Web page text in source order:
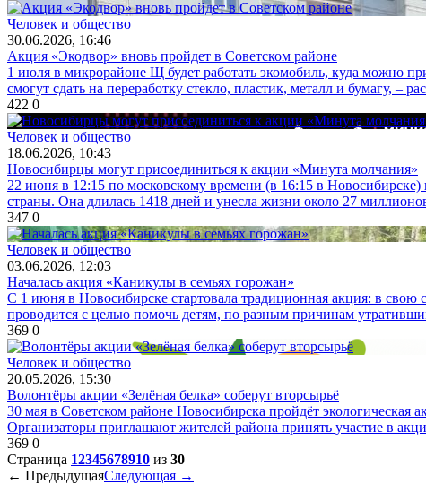
Человек и общество
30.06.2026, 16:46
Акция «Экодвор» вновь пройдет в Советском районе
1 июля в микрорайоне Щ будет работать экомобиль, куда можно
смогут сдать на переработку стекло, пластик, металл и бумагу, –
422 0
Человек и общество
18.06.2026, 10:43
Новосибирцы могут присоединиться к акции «Минута молчания»
22 июня в 12:15 по московскому времени (в 16:15 в
страны. Она длилась 1418 дней и унесла жизни около 27
347 0
Человек и общество
03.06.2026, 12:03
Началась акция «Каникулы в семьях горожан»
С 1 июня в Новосибирске стартовала традиционная акция: в свою
проводится с целью помочь детям, по разным причинам
369 0
Человек и общество
20.05.2026, 15:30
Волонтёры акции «Зелёная белка» соберут вторсырьё
30 мая в Советском районе Новосибирска пройдёт экологическая
Организаторы приглашают жителей района принять участие в
369 0
Страница 12345678910 из 30
← ПредыдущаяСледующая →